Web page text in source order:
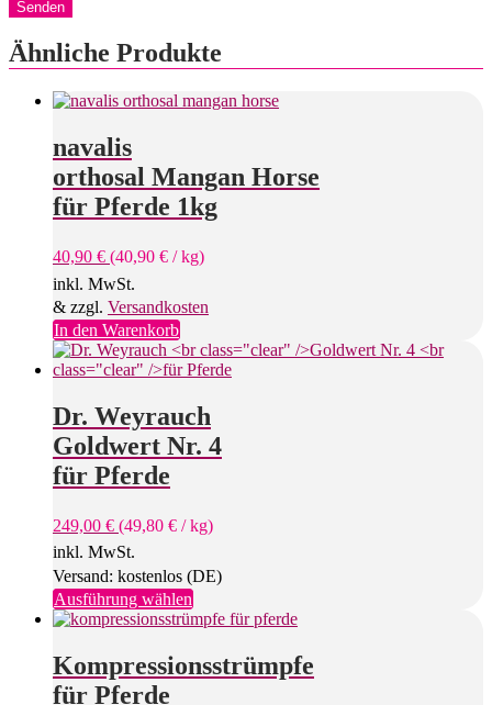
Ähnliche Produkte
navalis
orthosal Mangan Horse
für Pferde 1kg
40,90 € (40,90 € /kg)
inkl. MwSt.
& zzgl. Versandkosten
In den Warenkorb
Dr. Weyrauch
Goldwert Nr. 4
für Pferde
249,00 € (49,80 € /kg)
inkl. MwSt.
Versand: kostenlos (DE)
Ausführung wählenDieses
Produkt
mehrere
Varianten
Kompressionsstrümpfe
für Pferde